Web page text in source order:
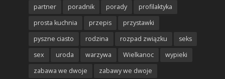
partner
poradnik porady
profilaktyka
prosta kuchnia
przepis
przystawki
pyszne ciasto
rodzina rozpad związku
seks
sex
uroda warzywa Wielkanoc
wypieki
zabawa we dwoje
zabawy we dwoje